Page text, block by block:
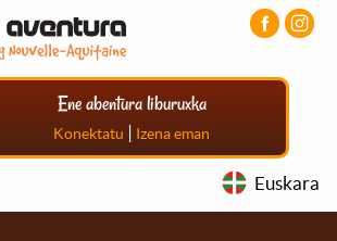
Ene abentura liburuxka
Konektatu | Izena eman
Euskara